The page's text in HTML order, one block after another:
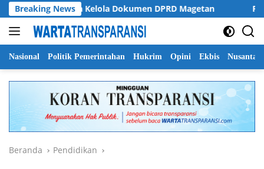
Langsung
ke
konten
Breaking News
Soroti Tata Kelola Dokumen DPRD Magetan
Nasional Politik Pemerintahan Hukrim Opini Ekbis Nusantara
Beranda Pendidikan